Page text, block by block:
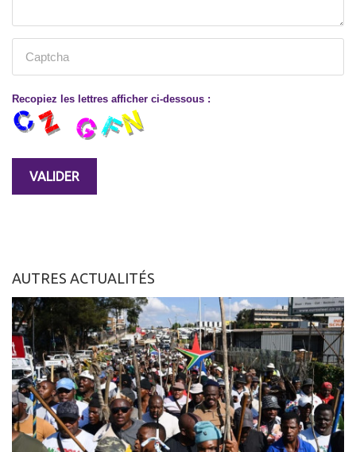
Recopiez les lettres afficher ci-dessous :
AUTRES ACTUALITÉS